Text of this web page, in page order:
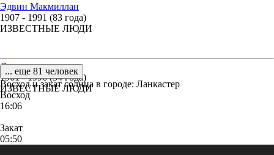
Эдвин Макмиллан
1907 - 1991 (83 года)
ИЗВЕСТНЫЕ ЛЮДИ
Джильда
1961 - 1996 (34 года)
ИЗВЕСТНЫЕ ЛЮДИ
... еще 81 человек
Восход и закат солнца в городе: Ланкастер
Восход
16:06
Закат
05:50